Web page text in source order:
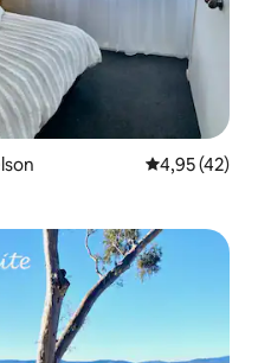
4,95 de uma
4,95 (42)
hóspedes